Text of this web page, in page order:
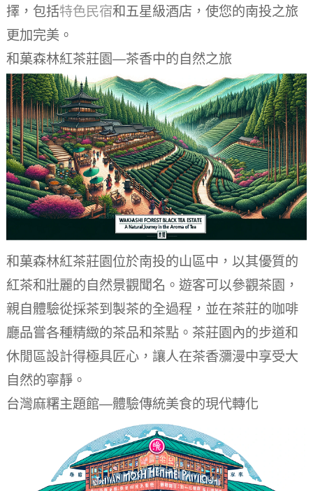
擇，包括特色民宿和五星級酒店，使您的南投之旅
更加完美。
和菓森林紅茶莊園—茶香中的自然之旅
和菓森林紅茶莊園位於南投的山區中，以其優質的
紅茶和壯麗的自然景觀聞名。遊客可以參觀茶園，
親自體驗從採茶到製茶的全過程，並在茶莊的咖啡
廳品嘗各種精緻的茶品和茶點。茶莊園內的步道和
休閒區設計得極具匠心，讓人在茶香瀰漫中享受大
自然的寧靜。
台灣麻糬主題館—體驗傳統美食的現代轉化